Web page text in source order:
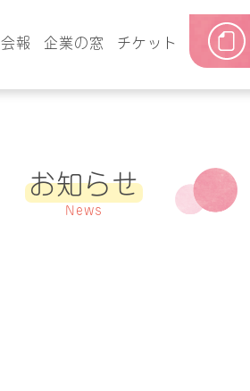
会報 企業の窓 チケット
お知らせ
News